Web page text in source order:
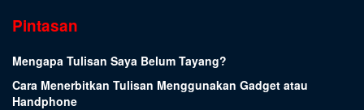
Pintasan
Mengapa Tulisan Saya Belum Tayang?
Cara Menerbitkan Tulisan Menggunakan Gadget atau
Handphone